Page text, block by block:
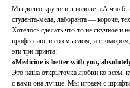
Мы долго крутили в голове: «А что бы
студента-меда, лаборанта — короче,
Хотелось сделать что-то не скучное
профессию, и со смыслом, и с
эти три принта:
«Medicine is better with you,
Это наша открыточка любви ко всем,
с вами она лучше. Мы играем с